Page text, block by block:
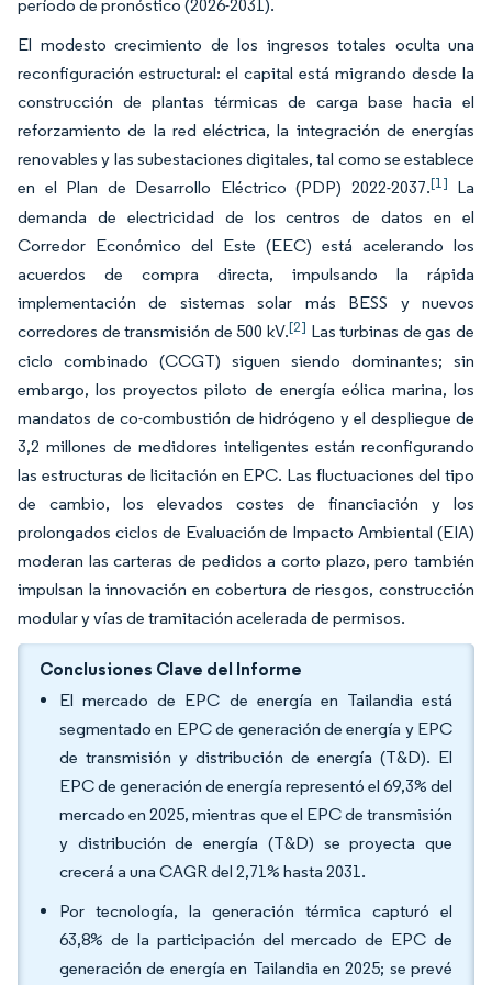
período de pronóstico (2026-2031).
El modesto crecimiento de los ingresos totales oculta una
reconfiguración estructural: el capital está migrando desde la
construcción de plantas térmicas de carga base hacia el
reforzamiento de la red eléctrica, la integración de energías
renovables y las subestaciones digitales, tal como se establece
en el Plan de Desarrollo Eléctrico (PDP) 2022-2037.[1] La
demanda de electricidad de los centros de datos en el
Corredor Económico del Este (EEC) está acelerando los
acuerdos de compra directa, impulsando la rápida
implementación de sistemas solar más BESS y nuevos
corredores de transmisión de 500 kV.[2] Las turbinas de gas de
ciclo combinado (CCGT) siguen siendo dominantes; sin
embargo, los proyectos piloto de energía eólica marina, los
mandatos de co-combustión de hidrógeno y el despliegue de
3,2 millones de medidores inteligentes están reconfigurando
las estructuras de licitación en EPC. Las fluctuaciones del tipo
de cambio, los elevados costes de financiación y los
prolongados ciclos de Evaluación de Impacto Ambiental (EIA)
moderan las carteras de pedidos a corto plazo, pero también
impulsan la innovación en cobertura de riesgos, construcción
modular y vías de tramitación acelerada de permisos.
Conclusiones Clave del Informe
El mercado de EPC de energía en Tailandia está
segmentado en EPC de generación de energía y EPC
de transmisión y distribución de energía (T&D). El
EPC de generación de energía representó el 69,3% del
mercado en 2025, mientras que el EPC de transmisión
y distribución de energía (T&D) se proyecta que
crecerá a una CAGR del 2,71% hasta 2031.
Por tecnología, la generación térmica capturó el
63,8% de la participación del mercado de EPC de
generación de energía en Tailandia en 2025; se prevé